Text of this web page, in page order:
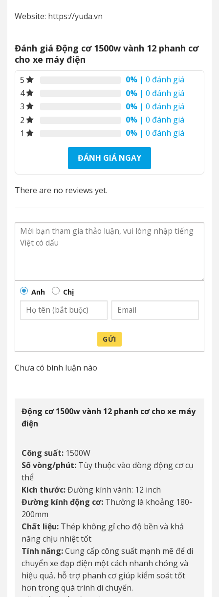
Website: https://yuda.vn
Đánh giá Động cơ 1500w vành 12 phanh cơ
cho xe máy điện
5 0% | 0 đánh giá
4
0% | 0 đánh giá
3
0% | 0 đánh giá
2
0% | 0 đánh giá
1
0% | 0 đánh giá
ĐÁNH GIÁ NGAY
There are no reviews yet.
Anh Chị
GỬI
Chưa có bình luận nào
Động cơ 1500w vành 12 phanh cơ cho xe máy
điện
Công suất:1500W
Số vòng/phút:Tùy thuộc vào dòng động cơ cụ
thể
Kích thước:Đường kính vành: 12 inch
Đường kính động cơ:Thường là khoảng 180-
200mm
Chất liệu:Thép không gỉ cho độ bền và khả
năng chịu nhiệt tốt
Tính năng:Cung cấp công suất mạnh mẽ để di
chuyển xe đạp điện một cách nhanh chóng và
hiệu quả, hỗ trợ phanh cơ giúp kiểm soát tốt
hơn trong quá trình di chuyển.